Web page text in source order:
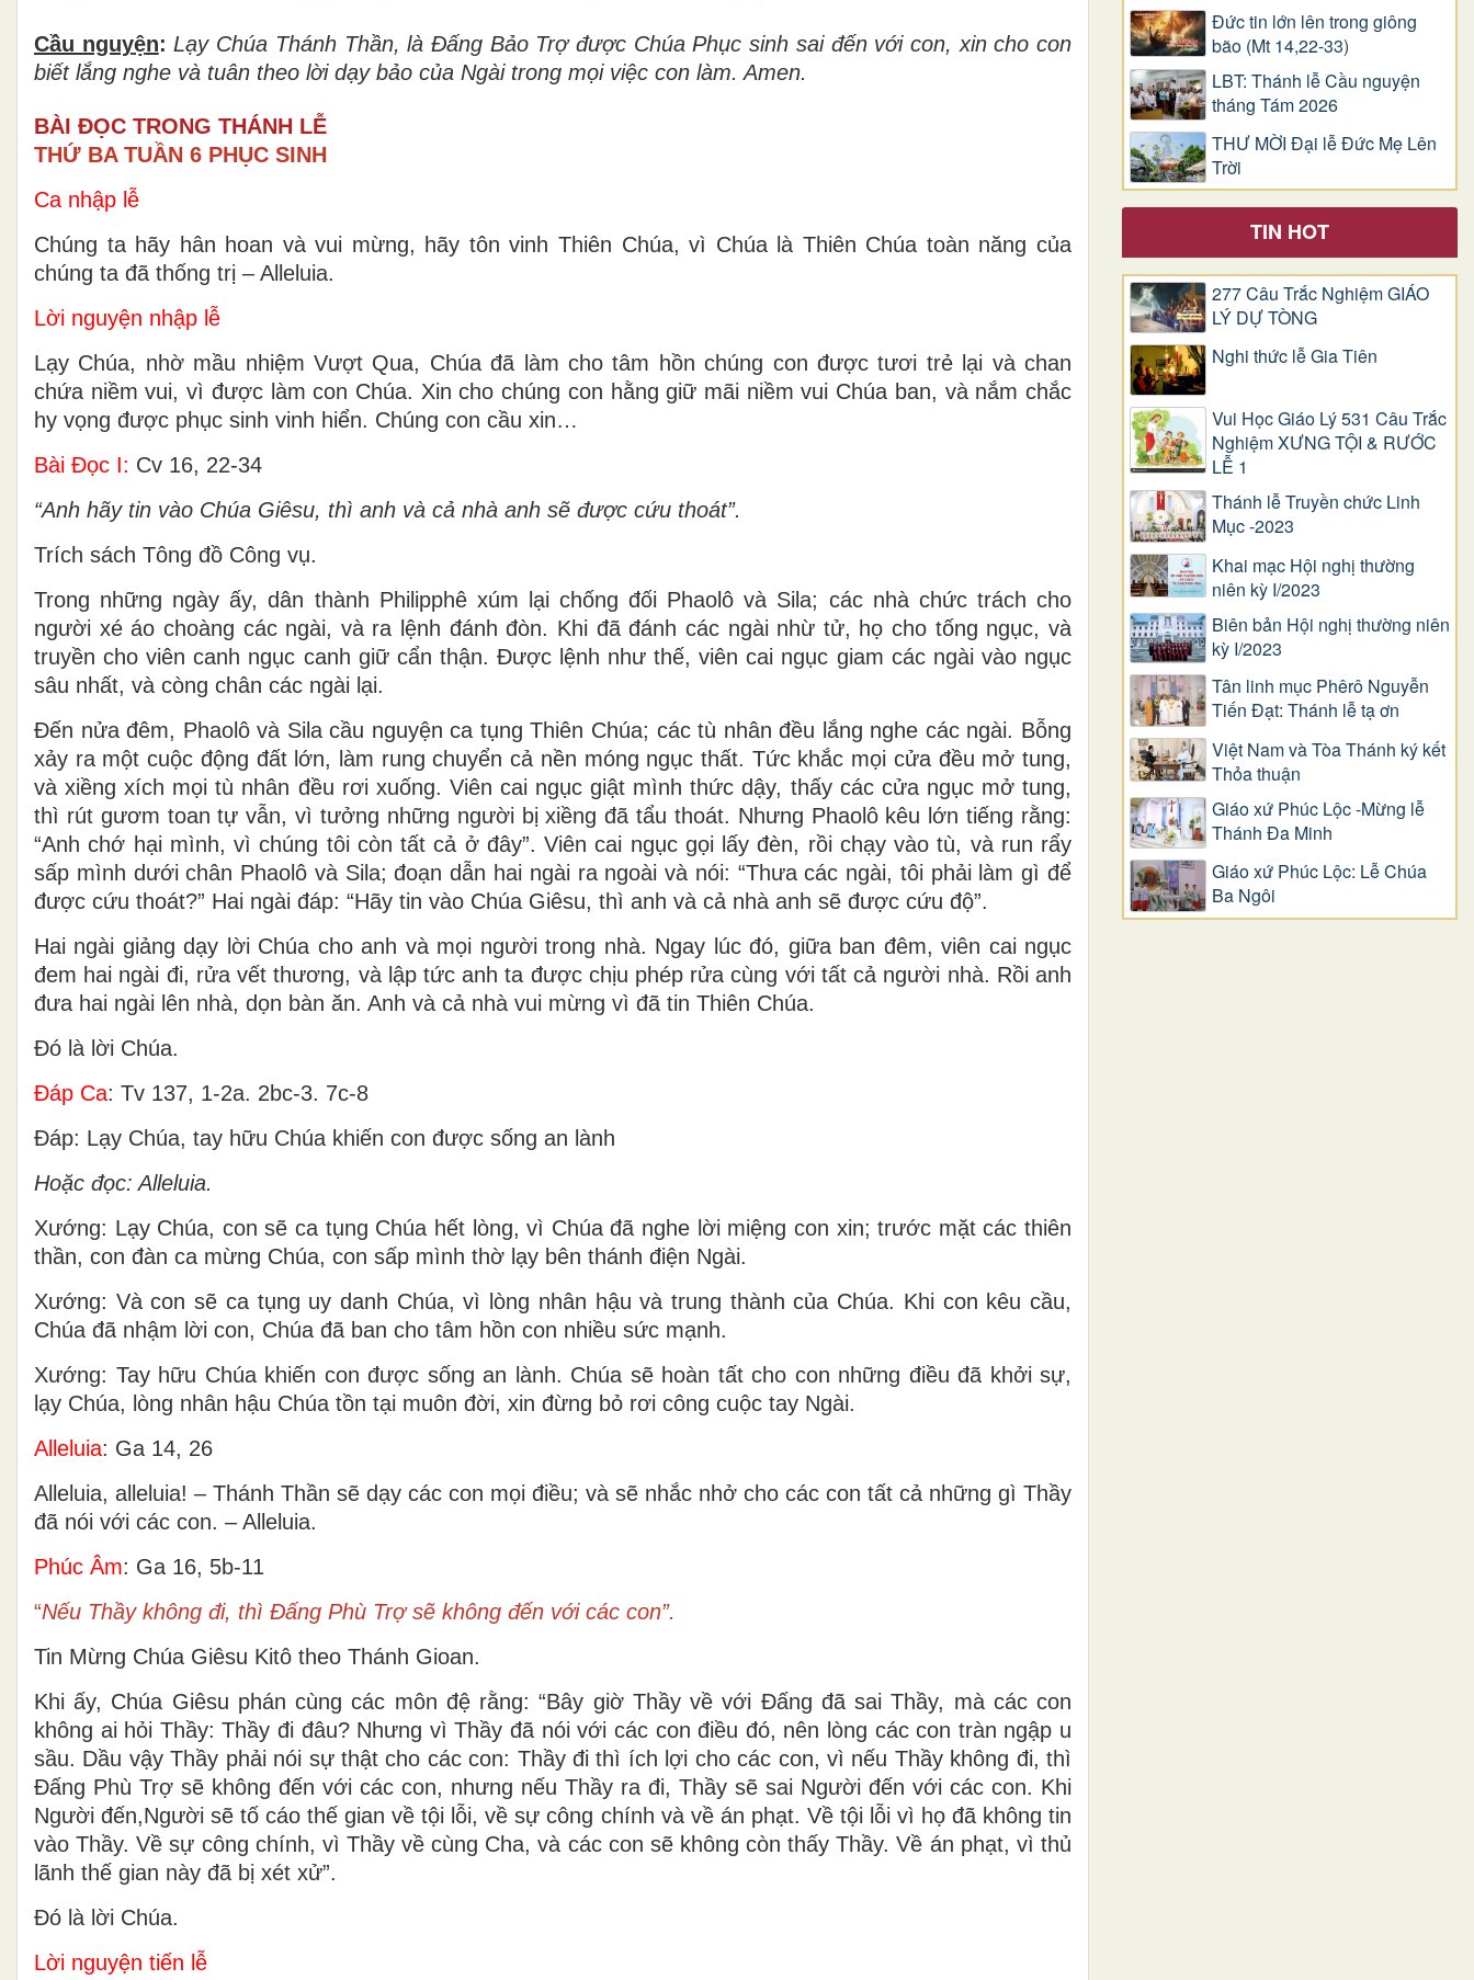
Cầu nguyện: Lạy Chúa Thánh Thần, là Đấng Bảo Trợ được Chúa Phục sinh sai đến với con, xin cho con
biết lắng nghe và tuân theo lời dạy bảo của Ngài trong mọi việc con làm. Amen.
BÀI ĐỌC TRONG THÁNH LỄ
THỨ BA TUẦN 6 PHỤC SINH
Ca nhập lễ
Chúng ta hãy hân hoan và vui mừng, hãy tôn vinh Thiên Chúa, vì Chúa là Thiên Chúa toàn năng của
chúng ta đã thống trị – Alleluia.
Lời nguyện nhập lễ
Lạy Chúa, nhờ mầu nhiệm Vượt Qua, Chúa đã làm cho tâm hồn chúng con được tươi trẻ lại và chan
chứa niềm vui, vì được làm con Chúa. Xin cho chúng con hằng giữ mãi niềm vui Chúa ban, và nắm chắc
hy vọng được phục sinh vinh hiển. Chúng con cầu xin…
Bài Ðọc I: Cv 16, 22-34
“Anh hãy tin vào Chúa Giêsu, thì anh và cả nhà anh sẽ được cứu thoát”.
Trích sách Tông đồ Công vụ.
Trong những ngày ấy, dân thành Philipphê xúm lại chống đối Phaolô và Sila; các nhà chức trách cho
người xé áo choàng các ngài, và ra lệnh đánh đòn. Khi đã đánh các ngài nhừ tử, họ cho tống ngục, và
truyền cho viên canh ngục canh giữ cẩn thận. Ðược lệnh như thế, viên cai ngục giam các ngài vào ngục
sâu nhất, và còng chân các ngài lại.
Ðến nửa đêm, Phaolô và Sila cầu nguyện ca tụng Thiên Chúa; các tù nhân đều lắng nghe các ngài. Bỗng
xảy ra một cuộc động đất lớn, làm rung chuyển cả nền móng ngục thất. Tức khắc mọi cửa đều mở tung,
và xiềng xích mọi tù nhân đều rơi xuống. Viên cai ngục giật mình thức dậy, thấy các cửa ngục mở tung,
thì rút gươm toan tự vẫn, vì tưởng những người bị xiềng đã tẩu thoát. Nhưng Phaolô kêu lớn tiếng rằng:
“Anh chớ hại mình, vì chúng tôi còn tất cả ở đây”. Viên cai ngục gọi lấy đèn, rồi chạy vào tù, và run rẩy
sấp mình dưới chân Phaolô và Sila; đoạn dẫn hai ngài ra ngoài và nói: “Thưa các ngài, tôi phải làm gì để
được cứu thoát?” Hai ngài đáp: “Hãy tin vào Chúa Giêsu, thì anh và cả nhà anh sẽ được cứu độ”.
Hai ngài giảng dạy lời Chúa cho anh và mọi người trong nhà. Ngay lúc đó, giữa ban đêm, viên cai ngục
đem hai ngài đi, rửa vết thương, và lập tức anh ta được chịu phép rửa cùng với tất cả người nhà. Rồi anh
đưa hai ngài lên nhà, dọn bàn ăn. Anh và cả nhà vui mừng vì đã tin Thiên Chúa.
Ðó là lời Chúa.
Ðáp Ca: Tv 137, 1-2a. 2bc-3. 7c-8
Ðáp: Lạy Chúa, tay hữu Chúa khiến con được sống an lành
Hoặc đọc: Alleluia.
Xướng: Lạy Chúa, con sẽ ca tụng Chúa hết lòng, vì Chúa đã nghe lời miệng con xin; trước mặt các thiên
thần, con đàn ca mừng Chúa, con sấp mình thờ lạy bên thánh điện Ngài.
Xướng: Và con sẽ ca tụng uy danh Chúa, vì lòng nhân hậu và trung thành của Chúa. Khi con kêu cầu,
Chúa đã nhậm lời con, Chúa đã ban cho tâm hồn con nhiều sức mạnh.
Xướng: Tay hữu Chúa khiến con được sống an lành. Chúa sẽ hoàn tất cho con những điều đã khởi sự,
lạy Chúa, lòng nhân hậu Chúa tồn tại muôn đời, xin đừng bỏ rơi công cuộc tay Ngài.
Alleluia: Ga 14, 26
Alleluia, alleluia! – Thánh Thần sẽ dạy các con mọi điều; và sẽ nhắc nhở cho các con tất cả những gì Thầy
đã nói với các con. – Alleluia.
Phúc Âm: Ga 16, 5b-11
“Nếu Thầy không đi, thì Ðấng Phù Trợ sẽ không đến với các con”.
Tin Mừng Chúa Giêsu Kitô theo Thánh Gioan.
Khi ấy, Chúa Giêsu phán cùng các môn đệ rằng: “Bây giờ Thầy về với Ðấng đã sai Thầy, mà các con
không ai hỏi Thầy: Thầy đi đâu? Nhưng vì Thầy đã nói với các con điều đó, nên lòng các con tràn ngập u
sầu. Dầu vậy Thầy phải nói sự thật cho các con: Thầy đi thì ích lợi cho các con, vì nếu Thầy không đi, thì
Ðấng Phù Trợ sẽ không đến với các con, nhưng nếu Thầy ra đi, Thầy sẽ sai Người đến với các con. Khi
Người đến,Người sẽ tố cáo thế gian về tội lỗi, về sự công chính và về án phạt. Về tội lỗi vì họ đã không tin
vào Thầy. Về sự công chính, vì Thầy về cùng Cha, và các con sẽ không còn thấy Thầy. Về án phạt, vì thủ
lãnh thế gian này đã bị xét xử”.
Ðó là lời Chúa.
Lời nguyện tiến lễ
Đức tin lớn lên trong giông
bão (Mt 14,22-33)
LBT: Thánh lễ Cầu nguyện
tháng Tám 2026
THƯ MỜI Đại lễ Đức Mẹ Lên
Trời
TIN HOT
277 Câu Trắc Nghiệm GIÁO
LÝ DỰ TÒNG
Nghi thức lễ Gia Tiên
Vui Học Giáo Lý 531 Câu Trắc
Nghiệm XƯNG TỘI & RƯỚC
LỄ 1
Thánh lễ Truyền chức Linh
Mục -2023
Khai mạc Hội nghị thường
niên kỳ I/2023
Biên bản Hội nghị thường niên
kỳ I/2023
Tân linh mục Phêrô Nguyễn
Tiến Đạt: Thánh lễ tạ ơn
Việt Nam và Tòa Thánh ký kết
Thỏa thuận
Giáo xứ Phúc Lộc -Mừng lễ
Thánh Đa Minh
Giáo xứ Phúc Lộc: Lễ Chúa
Ba Ngôi